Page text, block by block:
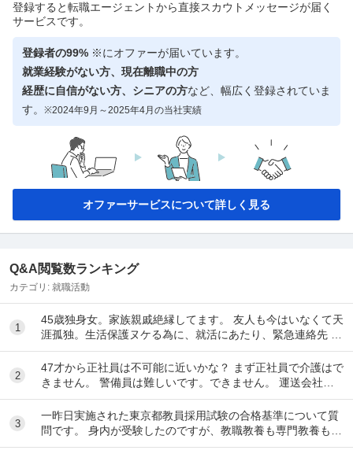
登録すると転職エージェントから直接スカウトメッセージが届く
サービスです。
登録者の99% ※にオファーが届いています。
就業経験がない方、現在離職中の方
経歴に自信がない方、シニアの方など、幅広く登録されていま
す。 ※2024年9月～2025年4月の当社実績
オファーサービスについて詳しく見る
Q&A閲覧数ランキング
カテゴリ: 就職活動
1
45歳独身女。家族親戚絶縁してます。 友人も今はいなくて天
涯孤独。生活保護ヌケる為に、就活にあたり、緊急連絡先 が
ネックになり駄目になってます。 現在賃...
2
47才から正社員は不可能に近いかな？ まず正社員で介護はで
きません。 警備員は難しいです。できません。 運送会社の
運転手は無理です。できません 過去にうつ...
3
一昨日実施された東京都教員採用試験の合格基準について質
問です。 身内が受験したのですが、教職教養も専門教養も6
割取れましたが、数学が0点だったとのことです...